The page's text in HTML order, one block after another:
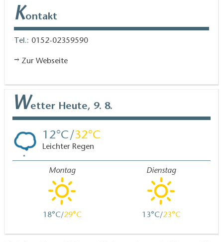
Kontakt
Tel.: 0152-02359590
Zur Webseite
Wetter Heute, 9. 8.
12 32
Leichter Regen
Montag
18 29
Dienstag
13 23